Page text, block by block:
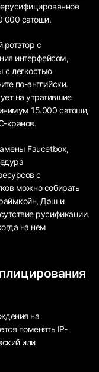
000 сатоши.
ротатор с
интерфейсом,
с легкостью
по-английски.
на утратившие
15.000 сатоши,
кранов.
Faucetbox,
с
можно собирать
Дэш и
русификации.
на нем
на
поменять IP-
или